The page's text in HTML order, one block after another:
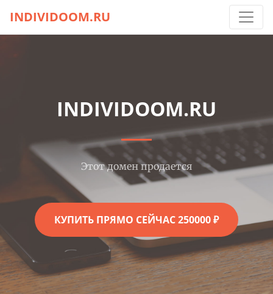
INDIVIDOOM.RU
INDIVIDOOM.RU
Этот домен продается
КУПИТЬ ПРЯМО СЕЙЧАС 250000 ₽